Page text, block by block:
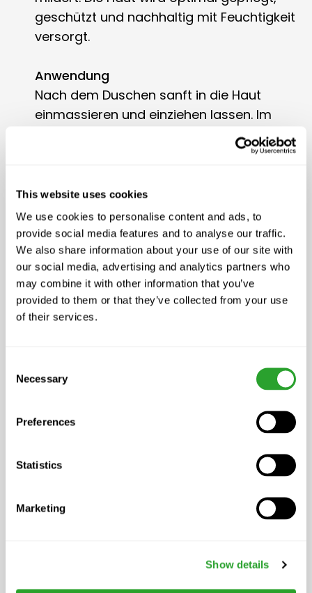
This website uses cookies
We use cookies to personalise content and ads, to
provide social media features and to analyse our traffic.
We also share information about your use of our site with
our social media, advertising and analytics partners who
may combine it with other information that you’ve
provided to them or that they’ve collected from your use
of their services.
Selection
Necessary
Preferences
Statistics
Marketing
Show details
geschützt und nachhaltig mit Feuchtigkeit
versorgt.
Anwendung
Nach dem Duschen sanft in die Haut
einmassieren und einziehen lassen. Im
Sommer auch als leichte Gesichtscreme
Besonderheiten der Inhaltsstoffe
Aloe Vera Gel und duftende Hydrolate von
Orangenblüte und Rosmarin versorgen
die Haut mit Feuchtigkeit, pflegende
kaltgepresste Öle verleihen
Geschmeidigkeit; hautpflegende, mit
Effektiven Mikroorganismen fermentierte
Keramikpulver, Manju und Manju Meersalz
als weitere Bestandteile der einzigartigen
hochwertige Rezeptur.
Bio-zertifiziert (AT-BIO-301), frei von
und Konservierungsstoffen;